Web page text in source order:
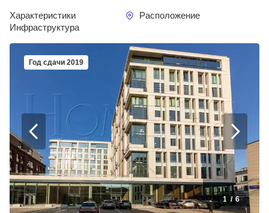
Характеристики
Расположение
Инфраструктура
Год сдачи 2019
1 /6